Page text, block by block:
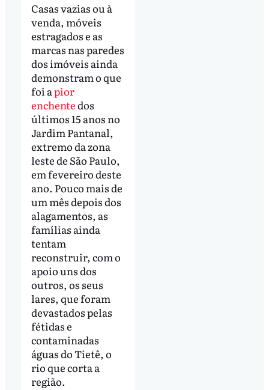
Casas vazias ou à
venda, móveis
estragados e as
marcas nas paredes
dos imóveis ainda
demonstram o que
foi apior
enchentedos
últimos 15 anos no
Jardim Pantanal,
extremo da zona
leste de São Paulo,
em fevereiro deste
ano. Pouco mais de
um mês depois dos
alagamentos, as
famílias ainda
tentam
reconstruir, com o
apoio uns dos
outros, os seus
lares, que foram
devastados pelas
fétidas e
contaminadas
águas do Tietê, o
rio que corta a
região.